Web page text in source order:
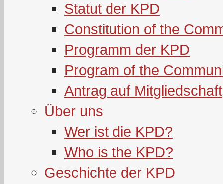
Statut der KPD
Constitution of the
Programm der KPD
Program of the
Antrag auf Mitgliedschaft
Über uns
Wer ist die KPD?
Who is the KPD?
Geschichte der KPD